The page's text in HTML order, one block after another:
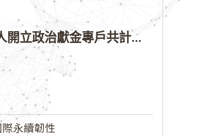
公告本院許可115年縣（市）長、直轄市議員、縣（市）議員擬參選人開立政治獻金專戶共計4戶。各專戶得收受政治獻金期間為自專戶許可設立日起至115年11月27日止，專戶名冊詳如附件。
永續韌性